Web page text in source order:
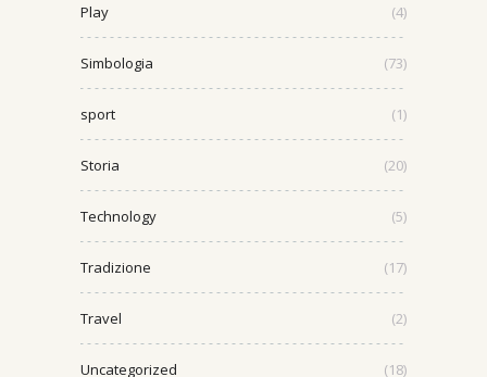
Play (4)
Simbologia (73)
sport (1)
Storia (20)
Technology (5)
Tradizione (17)
Travel (2)
Uncategorized (18)